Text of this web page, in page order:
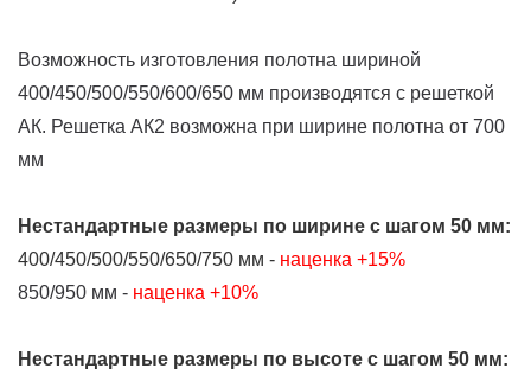
Возможность изготовления полотна шириной
400/450/500/550/600/650 мм производятся с решеткой
АК. Решетка АК2 возможна при ширине полотна от 700
мм
Нестандартные размеры по ширине с шагом 50 мм:
400/450/500/550/650/750 мм - наценка +15%
850/950 мм - наценка +10%
Нестандартные размеры по высоте с шагом 50 мм: